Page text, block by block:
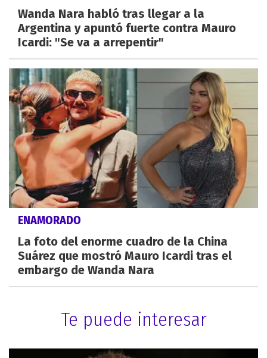
Wanda Nara habló tras llegar a la
Argentina y apuntó fuerte contra Mauro
Icardi: "Se va a arrepentir"
ENAMORADO
La foto del enorme cuadro de la China
Suárez que mostró Mauro Icardi tras el
embargo de Wanda Nara
Te puede interesar